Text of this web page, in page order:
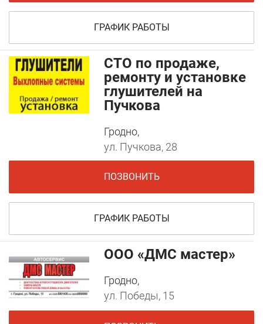
ГРАФИК РАБОТЫ
СТО по продаже,
ремонту и установке
глушителей на
Пучкова
Гродно,
ул. Пучкова, 28
ПОЗВОНИТЬ
ГРАФИК РАБОТЫ
ООО «ДМС мастер»
Гродно,
ул. Победы, 15